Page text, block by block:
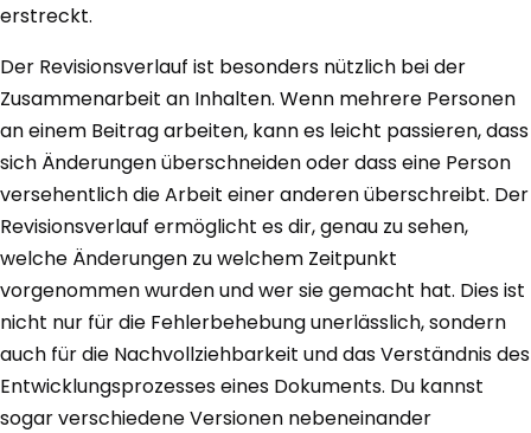
erstreckt.
Der Revisionsverlauf ist besonders nützlich bei der
Zusammenarbeit an Inhalten. Wenn mehrere Personen
an einem Beitrag arbeiten, kann es leicht passieren, dass
sich Änderungen überschneiden oder dass eine Person
versehentlich die Arbeit einer anderen überschreibt. Der
Revisionsverlauf ermöglicht es dir, genau zu sehen,
welche Änderungen zu welchem Zeitpunkt
vorgenommen wurden und wer sie gemacht hat. Dies ist
nicht nur für die Fehlerbehebung unerlässlich, sondern
auch für die Nachvollziehbarkeit und das Verständnis des
Entwicklungsprozesses eines Dokuments. Du kannst
sogar verschiedene Versionen nebeneinander